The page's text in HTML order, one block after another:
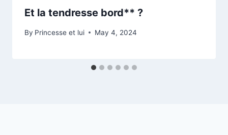
Et la tendresse bord** ?
By Princesse et lui May 4, 2024